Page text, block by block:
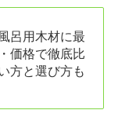
呂用木材に最
価格で徹底比
方と選び方も